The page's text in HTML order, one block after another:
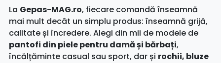
La Gepas-MAG.ro, fiecare comandă înseamnă
mai mult decât un simplu produs: înseamnă grijă,
calitate și încredere. Alegi din mii de modele de
pantofi din piele pentru damă și bărbați,
încălțăminte casual sau sport, dar și rochii, bluze